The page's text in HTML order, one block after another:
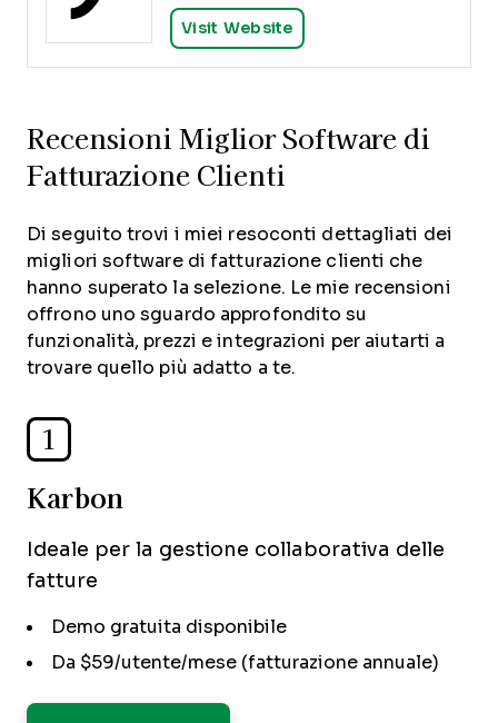
Visit Website
Recensioni Miglior Software di
Fatturazione Clienti
Di seguito trovi i miei resoconti dettagliati dei
migliori software di fatturazione clienti che
hanno superato la selezione. Le mie recensioni
offrono uno sguardo approfondito su
funzionalità, prezzi e integrazioni per aiutarti a
trovare quello più adatto a te.
1
Karbon
Ideale per la gestione collaborativa delle
fatture
Demo gratuita disponibile
Da $59/utente/mese (fatturazione annuale)